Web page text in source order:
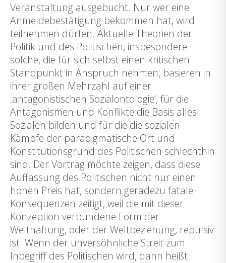
Veranstaltung ausgebucht. Nur wer eine
Anmeldebestätigung bekommen hat, wird
teilnehmen dürfen. Aktuelle Theorien der
Politik und des Politischen, insbesondere
solche, die für sich selbst einen kritischen
Standpunkt in Anspruch nehmen, basieren in
ihrer großen Mehrzahl auf einer
‚antagonistischen Sozialontologie‘, für die
Antagonismen und Konflikte die Basis alles
Sozialen bilden und für die die sozialen
Kämpfe der paradigmatische Ort und
Konstitutionsgrund des Politischen schlechthin
sind. Der Vortrag möchte zeigen, dass diese
Auffassung des Politischen nicht nur einen
hohen Preis hat, sondern geradezu fatale
Konsequenzen zeitigt, weil die mit dieser
Konzeption verbundene Form der
Welthaltung, oder der Weltbeziehung, repulsiv
ist: Wenn der unversöhnliche Streit zum
Inbegriff des Politischen wird, dann heißt